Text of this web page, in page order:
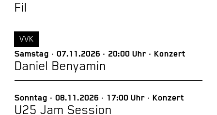
Fil
Samstag 07.11.2026 20:00 Uhr Konzert
Daniel Benyamin
VVK
Sonntag 08.11.2026 17:00 Uhr Konzert
U25 Jam Session